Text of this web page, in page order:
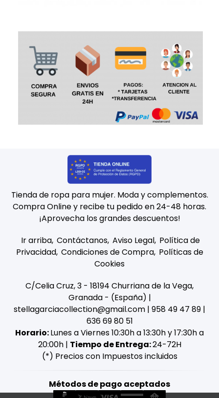
Tienda de ropa para mujer. Moda y complementos.
Compra Online y recibe tu pedido en 24-48 horas.
¡Aprovecha los grandes descuentos!
Ir arriba Contáctanos Aviso Legal Política de
Privacidad Condiciones de Compra Políticas de
Cookies
C/Celia Cruz, 3 - 18194 Churriana de la Vega,
Granada - (España) |
stellagarciacollection@gmail.com | 958 49 47 89 |
636 69 80 51
Horario:Lunes a Viernes 10:30h a 13:30h y 17:30h a
20:00h | Tiempo de Entrega:24-72H
(*) Precios con Impuestos incluidos
Métodos de pago aceptados